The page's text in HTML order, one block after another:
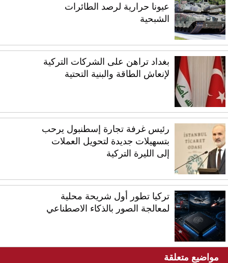
عيونا حرارية لرصد الطائرات
الشبحية
بغداد تراهن على الشركات التركية
لإنعاش الطاقة والبنية التحتية
رئيس غرفة تجارة إسطنبول يرحب
بتسهيلات جديدة لتحويل العملات
إلى الليرة التركية
تركيا تطور أول شريحة محلية
لمعالجة الصور بالذكاء الاصطناعي
مواضيع متعلقة